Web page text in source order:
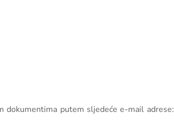
dokumentima putem sljedeće e-mail adrese: